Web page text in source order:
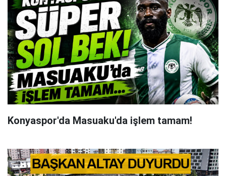
Konyaspor'da Masuaku'da işlem tamam!